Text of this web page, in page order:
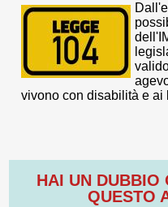
vivono con disabilità e ai
HAI UN DUBBIO
QUESTO